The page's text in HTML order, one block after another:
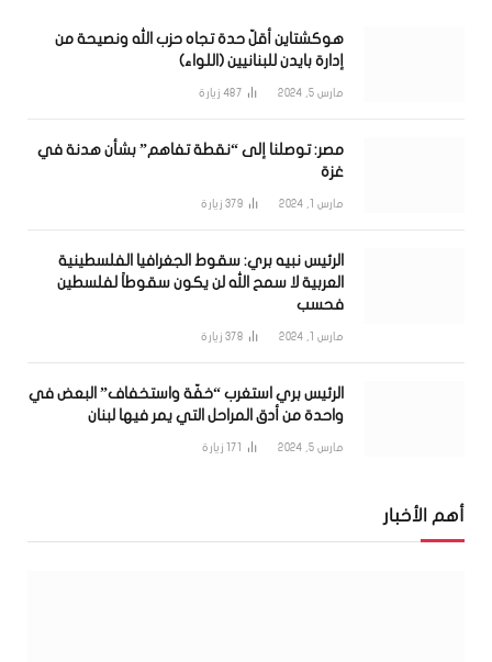
هوكشتاين أقلّ حدة تجاه حزب الله ونصيحة من
إدارة بايدن للبنانيين (اللواء)
مارس 5, 2024 487 زيارة
مصر: توصلنا إلى “نقطة تفاهم” بشأن هدنة في
غزة
مارس 1, 2024 379 زيارة
الرئيس نبيه بري: سقوط الجغرافيا الفلسطينية
العربية لا سمح الله لن يكون سقوطاً لفلسطين
فحسب
مارس 1, 2024 378 زيارة
الرئيس بري استغرب “خفّة واستخفاف” البعض في
واحدة من أدق المراحل التي يمر فيها لبنان
مارس 5, 2024 171 زيارة
أهم الأخبار